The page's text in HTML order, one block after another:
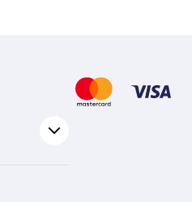
у якості продукту
проблем, які
року. Ви отримуєте
готовий до роботи